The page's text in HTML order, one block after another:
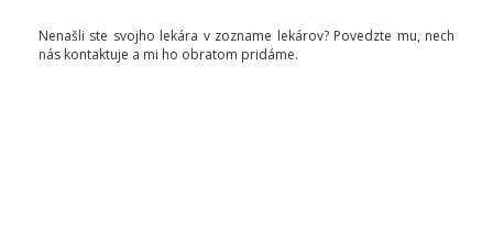
Nenašli ste svojho lekára v zozname lekárov? Povedzte mu, nech
nás kontaktuje a mi ho obratom pridáme.